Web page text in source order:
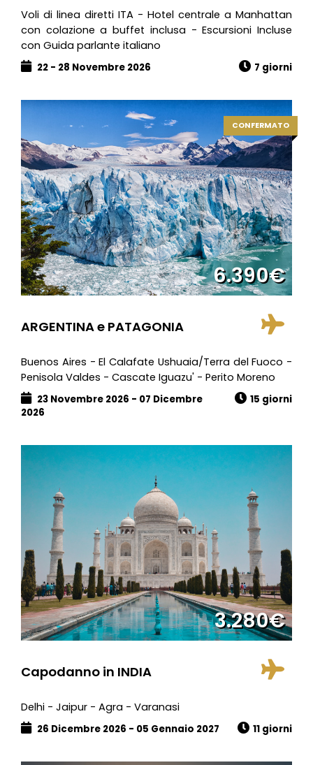
Voli di linea diretti ITA - Hotel centrale a Manhattan
con colazione a buffet inclusa - Escursioni Incluse
con Guida parlante italiano
22 - 28 Novembre 2026 7 giorni
CONFERMATO
6.390€
ARGENTINA e PATAGONIA
Buenos Aires - El Calafate Ushuaia/Terra del Fuoco -
Penisola Valdes - Cascate Iguazu' - Perito Moreno
23 Novembre 2026 - 07 Dicembre
2026
15 giorni
3.280€
Capodanno in INDIA
Delhi - Jaipur - Agra - Varanasi
26 Dicembre 2026 - 05 Gennaio 2027 11 giorni